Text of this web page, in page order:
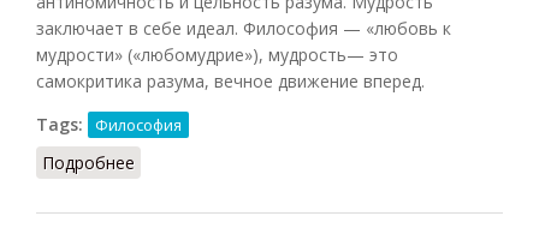
заключает в себе идеал. Философия — «любовь к
мудрости» («любомудрие»), мудрость— это
самокритика разума, вечное движение вперед.
Tags:
Философия
Подробнее